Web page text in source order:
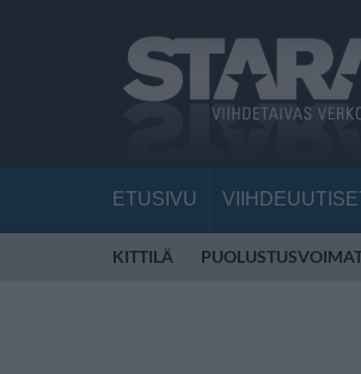
ETUSIVU
KITTILÄ